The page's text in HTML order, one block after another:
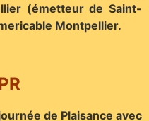
(émetteur de Saint-
Montpellier.
de Plaisance avec